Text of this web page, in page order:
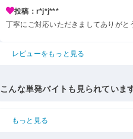
投稿：r*j*j***
丁寧にご対応いただきましてありが
レビューをもっと見る
こんな単発バイトも見られていま
もっと見る